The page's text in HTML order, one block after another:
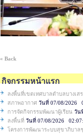
« Back
กิจกรรมหน้าแรก
ลงพื้นที่เขตเทศบาลตำบลบางเสร
สภาพอากาศ วันที่ 07/08/2026
การจัดกิจกรรมพัฒนาผู้เรียน วัน
ลงพื้นที่ วันที่ 07/08/2026
โครงการพัฒนาระบบสุขาภิบาล